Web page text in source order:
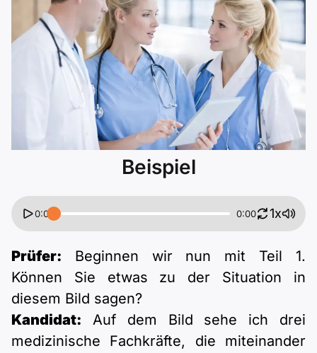
ÖSD
A2 ÖIF
B1 telc
B1 Goethe
B1 ÖSD
B1 Pflege (telc)
B2 telc
B2 Goethe
B2 Pflege (telc)
Mehr Tools
Online-Kurse
Einbürgerungstest
Spiele
Schulen & Kurse
Lebenslauf erstellen
Motivationsbriefe
Beispiel
0:00 0:00 1x
Prüfer: Beginnen wir nun mit Teil 1.
Können Sie etwas zu der Situation in
diesem Bild sagen?
Kandidat: Auf dem Bild sehe ich drei
medizinische Fachkräfte, die miteinander